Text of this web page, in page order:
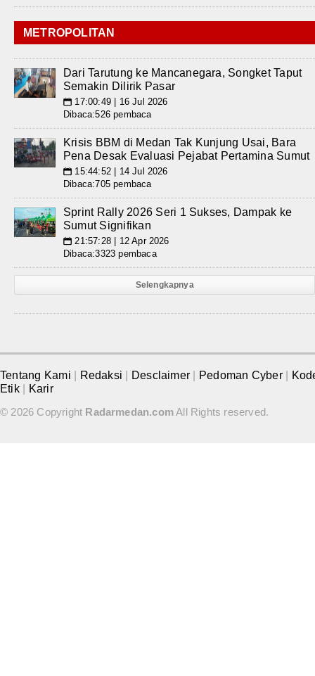
METROPOLITAN
Dari Tarutung ke Mancanegara, Songket Taput
Semakin Dilirik Pasar
📅 17:00:49 | 16 Jul 2026
Dibaca:526 pembaca
Krisis BBM di Medan Tak Kunjung Usai, Bara
Pena Desak Evaluasi Pejabat Pertamina Sumut
📅 15:44:52 | 14 Jul 2026
Dibaca:705 pembaca
Sprint Rally 2026 Seri 1 Sukses, Dampak ke
Sumut Signifikan
📅 21:57:28 | 12 Apr 2026
Dibaca:3323 pembaca
Selengkapnya
Tentang Kami Redaksi Desclaimer Pedoman Cyber
Etik
Karir
© 2026 Copyright Radarmedan.comAll Rights reserved.